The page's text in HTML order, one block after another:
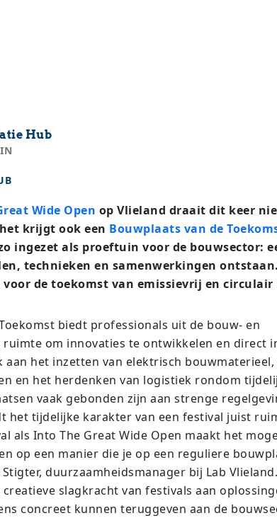
Hub
Wide Open op Vlieland draait dit keer
krijgt ook een Bouwplaats van de
ingezet als proeftuin voor de bouwsector:
technieken en samenwerkingen
de toekomst van emissievrij en circulair
biedt professionals uit de bouw- en
ruimte om innovaties te ontwikkelen en direct
aan het inzetten van elektrisch bouwmaterieel,
en het herdenken van logistiek rondom
vaak gebonden zijn aan strenge
het tijdelijke karakter van een festival juist
als Into The Great Wide Open maakt het
op een manier die je op een reguliere
duurzaamheidsmanager bij Lab
slagkracht van festivals aan
concreet kunnen teruggeven aan de